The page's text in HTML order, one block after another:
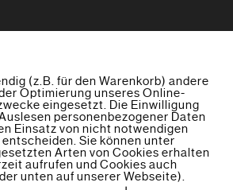
Top
Impressum Datenschutz
©Elektroservice Brügmann GmbH
byAR-Mediendesign•Themify
(z.B. für den Warenkorb) andere
Optimierung unseres Online-
eingesetzt. Die Einwilligung
personenbezogener Daten
Einsatz von nicht notwendigen
Sie können unter
Arten von Cookies erhalten
aufrufen und Cookies auch
unten auf unserer Webseite).